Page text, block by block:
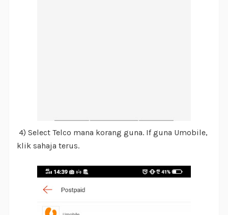
4) Select Telco mana korang guna. If guna Umobile,
klik sahaja terus.